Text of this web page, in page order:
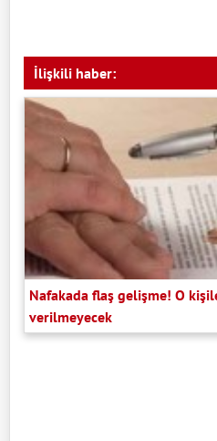
İlişkili haber:
Nafakada flaş gelişme! O
verilmeyecek